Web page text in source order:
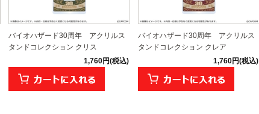
バイオハザード30周年 アクリルス
タンドコレクション クリス
1,760円(税込)
バイオハザード30周年 アクリルス
タンドコレクション クレア
1,760円(税込)